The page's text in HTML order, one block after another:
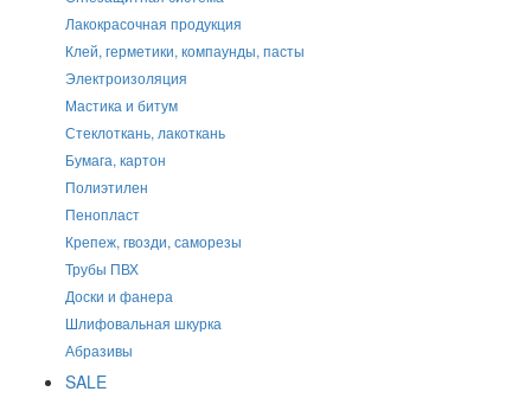
Лакокрасочная продукция
Клей, герметики, компаунды, пасты
Электроизоляция
Мастика и битум
Стеклоткань, лакоткань
Бумага, картон
Полиэтилен
Пенопласт
Крепеж, гвозди, саморезы
Трубы ПВХ
Доски и фанера
Шлифовальная шкурка
Абразивы
SALE